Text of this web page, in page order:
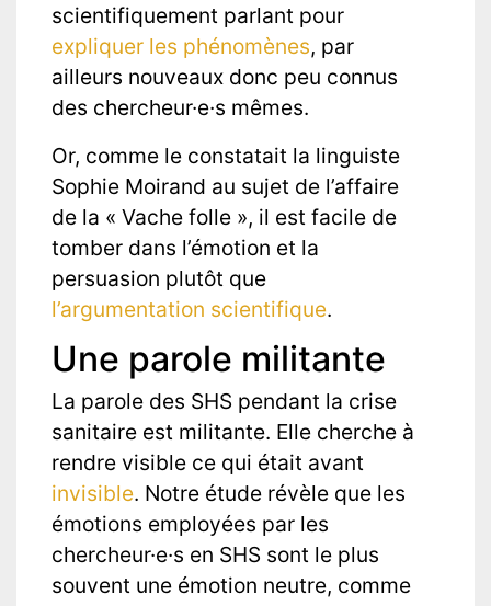
scientifiquement parlant pour
expliquer les phénomènes, par
ailleurs nouveaux donc peu connus
des chercheur·e·s mêmes.
Or, comme le constatait la linguiste
Sophie Moirand au sujet de l’affaire
de la « Vache folle », il est facile de
tomber dans l’émotion et la
persuasion plutôt que
l’argumentation scientifique.
Une parole militante
La parole des SHS pendant la crise
sanitaire est militante. Elle cherche à
rendre visible ce qui était avant
invisible. Notre étude révèle que les
émotions employées par les
chercheur·e·s en SHS sont le plus
souvent une émotion neutre, comme